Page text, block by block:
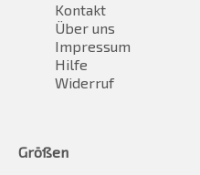
Kontakt
Über uns
Impressum
Hilfe
Widerruf
Größen